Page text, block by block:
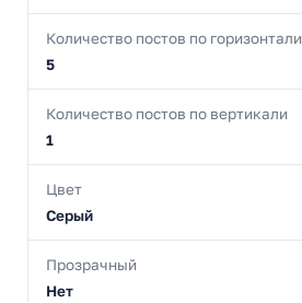
Количество постов по горизонтали
5
Количество постов по вертикали
1
Цвет
Серый
Прозрачный
Нет